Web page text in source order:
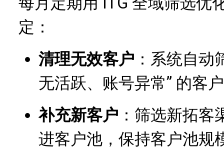
定：
清理无效客户 ：系统自动
无活跃、账号异常” 的客
补充新客户 ：筛选新拓
进客户池，保持客户池规